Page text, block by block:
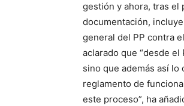
gestión y ahora, tras el
documentación,
general del PP contra
aclarado que “desde
sino que además así lo
reglamento de
este proceso”, ha